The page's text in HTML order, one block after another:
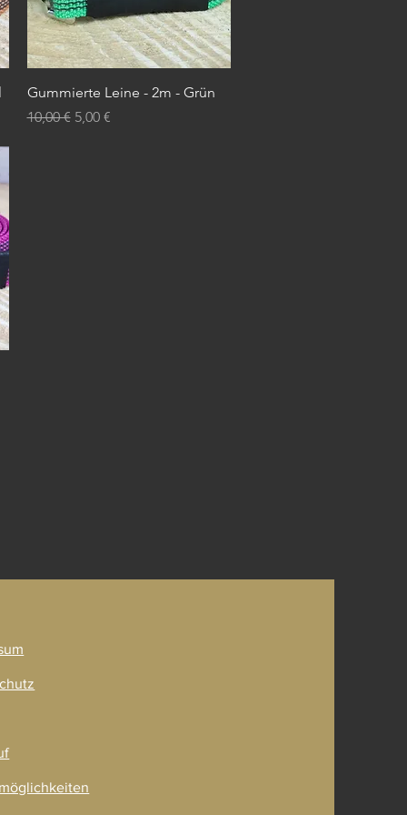
Schnellansicht
Gummierte Leine - 2m - Grün
Standardpreis
10,00 € Sale-Preis
5,00 €